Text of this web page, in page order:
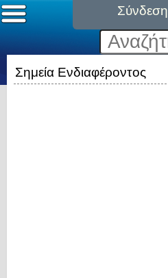
Σύνδεση
Σημεία Ενδιαφέροντος